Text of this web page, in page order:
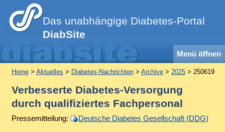
Das unabhängige Diabetes-Portal
DiabSite
Menü öffnen
Home> Aktuelles > Diabetes-Nachrichten> Archive> 2025> 250619
Verbesserte Diabetes-Versorgung
durch qualifiziertes Fachpersonal
Pressemitteilung: Deutsche Diabetes Gesellschaft (DDG)